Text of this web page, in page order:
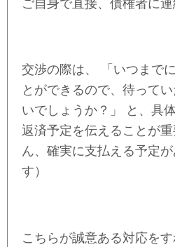
ご自身で直接、債権者に連
交渉の際は、 「いつまで
とができるので、待って
いでしょうか？」 と、具
返済予定を伝えることが
ん、確実に支払える予定
す）
こちらが誠意ある対応を